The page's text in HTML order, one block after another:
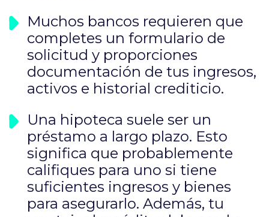
Muchos bancos requieren que
completes un formulario de
solicitud y proporciones
documentación de tus ingresos,
activos e historial crediticio.
Una hipoteca suele ser un
préstamo a largo plazo. Esto
significa que probablemente
califiques para uno si tiene
suficientes ingresos y bienes
para asegurarlo. Además, tu